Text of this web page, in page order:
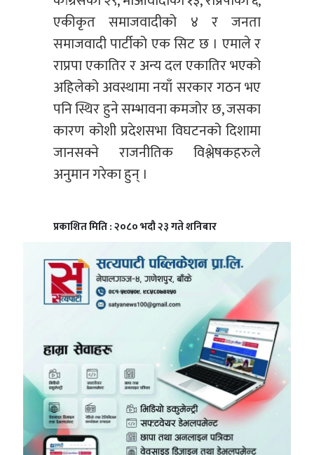
एकीकृत समाजवादीको ४ र जनता
समाजवादी पार्टीको एक सिट छ । एमाले र
राप्रपा एकातिर र अन्य दल एकातिर भएको
अहिलेको अवस्थामा नयाँ सरकार गठन भए
पनि स्थिर हुने सम्भावना कमजोर छ, जसका
कारण कोशी प्रदेशसभा विघटनको दिशामा
जानसक्ने राजनीतिक विश्लेषकहरुले
अनुमान गरेका हुन् ।
प्रकाशित मिति : २०८० भदौ २३ गते शनिबार